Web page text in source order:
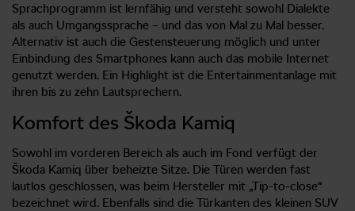
Sprachprogramm ist lernfähig und versteht sowohl Dialekte
als auch Umgangssprache – und das von Mal zu Mal besser.
Alternativ ist auch die Gestensteuerung möglich und unter
Einbindung des Smartphones kann auch das mobile Internet
genutzt werden. Ein Highlight ist die Entertainmentanlage mit
ihren bis zu zehn Lautsprechern.
Komfort des Škoda Kamiq
Sowohl im vorderen Bereich als auch im Fond verfügt der
Škoda Kamiq über beheizte Sitze. Die Türen werden fast
lautlos geschlossen, was beim Hersteller mit „Tip-to-close“
bezeichnet wird. Ebenfalls sind die Türkanten des kleinen SUV